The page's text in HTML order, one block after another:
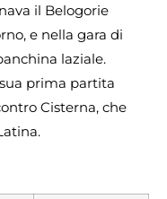
il Belogorie
e nella gara di
laziale.
prima partita
Cisterna, che